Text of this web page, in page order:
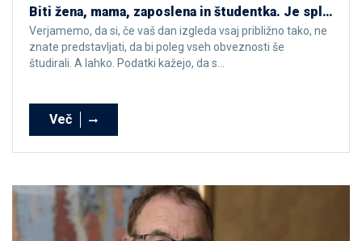
Biti žena, mama, zaposlena in študentka. Je sploh mogoče?
Verjamemo, da si, če vaš dan izgleda vsaj približno tako, ne
znate predstavljati, da bi poleg vseh obveznosti še
študirali. A lahko. Podatki kažejo, da s...
Več